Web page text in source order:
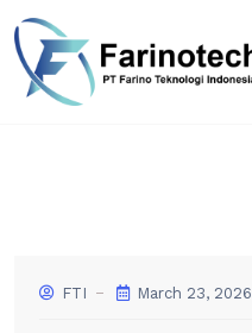
FTI March 23, 2026